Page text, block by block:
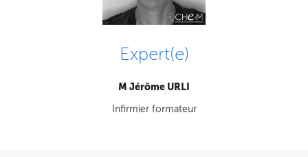
Expert(e)
M Jérôme URLI
Infirmier formateur